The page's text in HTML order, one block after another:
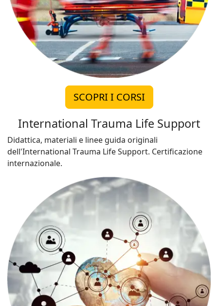
SCOPRI I CORSI
International Trauma Life Support
Didattica, materiali e linee guida originali
dell'International Trauma Life Support. Certificazione
internazionale.